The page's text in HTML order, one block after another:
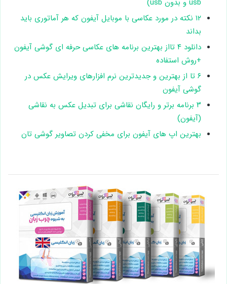
۱۲ نکته در مورد عکاسی با موبایل آیفون که هر آماتوری باید
بداند
دانلود ۴ تااز بهترین برنامه های عکاسی حرفه ای گوشی آیفون
+روش استفاده
۶ تا از بهترین و جدیدترین نرم افزارهای ویرایش عکس در
گوشی آیفون
۳ برنامه برتر و رایگان نقاشی برای تبدیل عکس به نقاشی
(آیفون)
بهترین اپ های آیفون برای مخفی کردن تصاویر گوشی تان